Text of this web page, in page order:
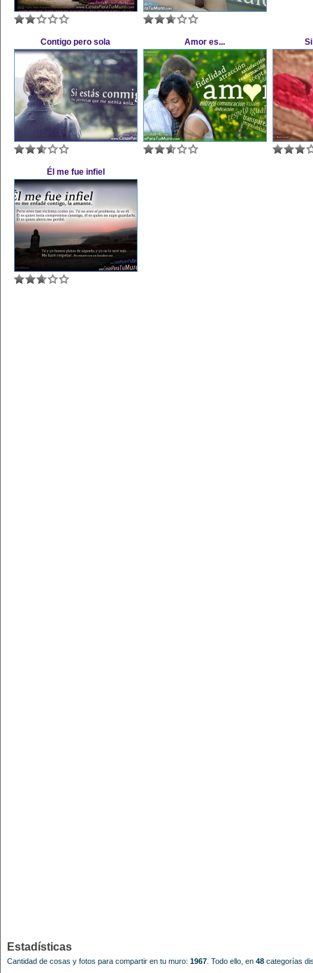
Contigo pero sola Amor es...
Él me fue infiel
Estadísticas
Cantidad de cosas y fotos para compartir en tu muro: 1967 Todo ello, en 48 categorías